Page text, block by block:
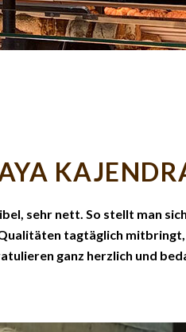
sehr nett. So stellt man
tagtäglich mitbringt,
ganz herzlich und